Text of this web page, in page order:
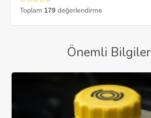
Toplam 179 değerlendirme
Önemli Bilgiler